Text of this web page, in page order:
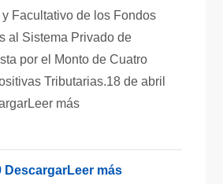
Facultativo de los Fondos
al Sistema Privado de
por el Monto de Cuatro
Tributarias.18 de abril
más
DescargarLeer más